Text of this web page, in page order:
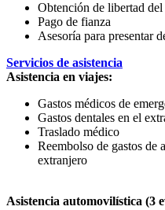
Obtención de libertad
Pago de fianza
Asesoría para presentar
Servicios de asistencia
Asistencia en viajes:
Gastos médicos de
Gastos dentales en el
Traslado médico
Reembolso de gastos de
extranjero
Asistencia automovilística (3